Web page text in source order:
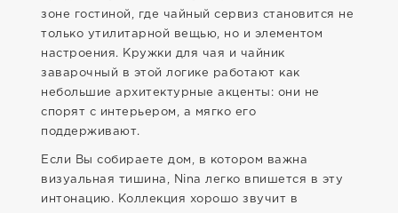
зоне гостиной, где чайный сервиз становится не
только утилитарной вещью, но и элементом
настроения. Кружки для чая и чайник
заварочный в этой логике работают как
небольшие архитектурные акценты: они не
спорят с интерьером, а мягко его
поддерживают.
Если Вы собираете дом, в котором важна
визуальная тишина, Nina легко впишется в эту
интонацию. Коллекция хорошо звучит в